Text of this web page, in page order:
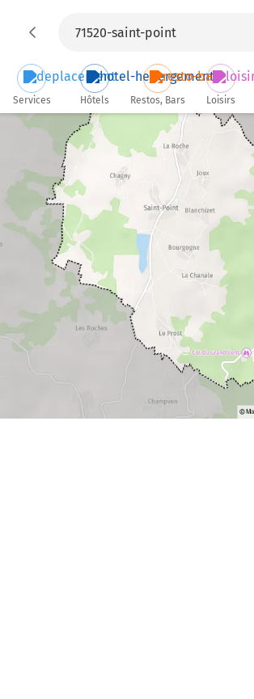
Services Hôtels Restos, Bars Loisirs